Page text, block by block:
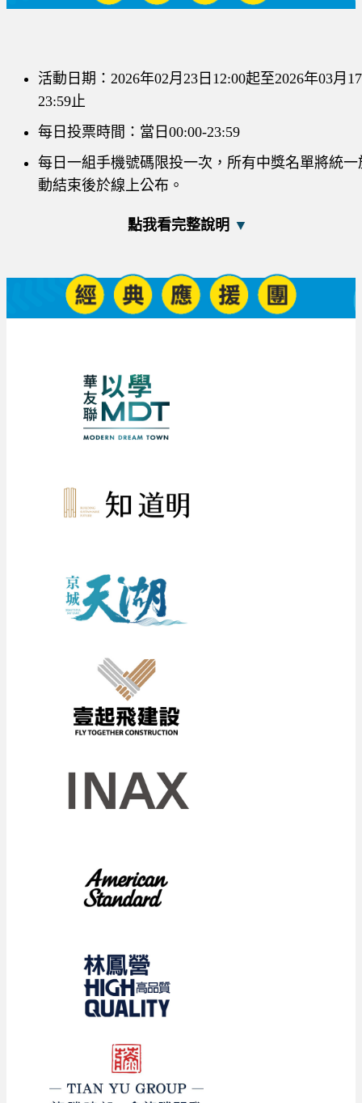
活動日期：2026年02月23日12:00起至2026年03月
23:59止
每日投票時間：當日00:00-23:59
每日一組手機號碼限投一次，所有中獎名單將統一
動結束後於線上公布。
點我看完整說明 ▼